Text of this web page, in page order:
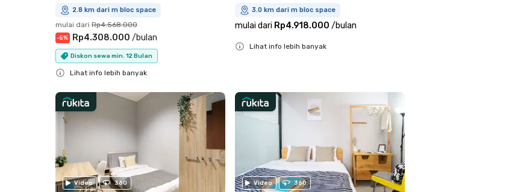
2.8 km dari m bloc space
mulai dari Rp4.568.000
-5% Rp4.308.000 /bulan
Diskon sewa min. 12 Bulan
Lihat info lebih banyak
3.0 km dari m bloc space
mulai dari Rp4.918.000 /bulan
Lihat info lebih banyak
Video 360 Video 360